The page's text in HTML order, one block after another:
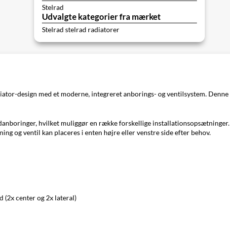
Stelrad
Udvalgte kategorier fra mærket
Stelrad stelrad radiatorer
design med et moderne, integreret anborings- og ventilsystem.
hvilket muliggør en række forskellige
og ventil kan placeres i enten højre eller venstre side efter behov.
(2x center og 2x lateral)